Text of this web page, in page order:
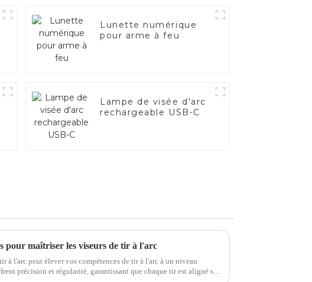
Lunette numérique
pour arme à feu
Lampe de visée d'arc
rechargeable USB-C
pour maîtriser les viseurs de tir à l'arc
à l'arc peut élever vos compétences de tir à l'arc à un niveau
précision et régularité, garantissant que chaque tir est aligné sur